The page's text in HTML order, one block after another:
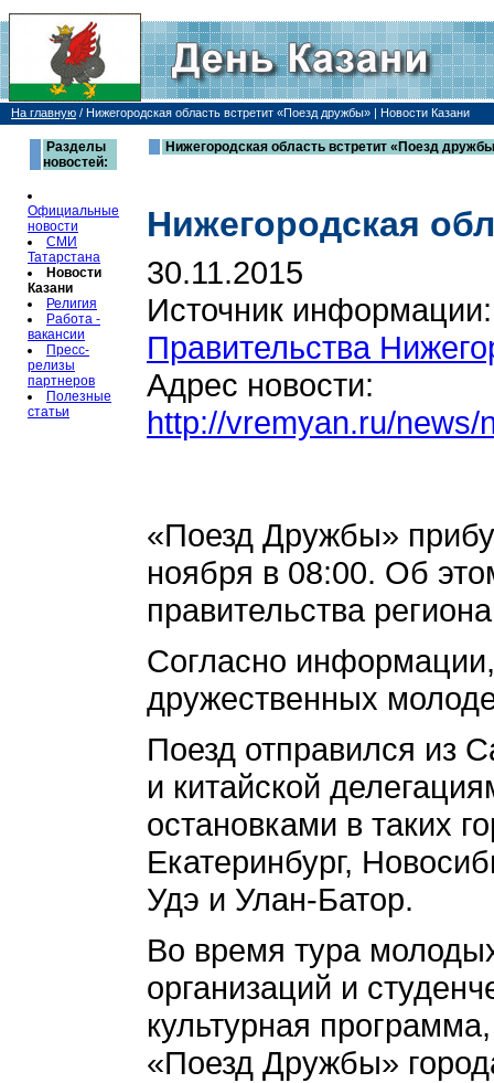
На главную / Нижегородская область встретит «Поезд дружбы» | Новости Казани
Разделы
новостей:
Официальные
новости
СМИ
Татарстана
Новости
Казани
Религия
Работа -
вакансии
Пресс-
релизы
партнеров
Полезные
статьи
Нижегородская область встретит «Поезд
Нижегородская
30.11.2015
Источник
Правительства
Адрес новости:
http://vremyan.ru/
«Поезд Дружбы»
ноября в 08:00. Об
правительства
Согласно
дружественных
Поезд отправился из
и китайской
остановками в таких
Екатеринбург,
Удэ и Улан-Батор.
Во время тура
организаций и
культурная
«Поезд Дружбы»